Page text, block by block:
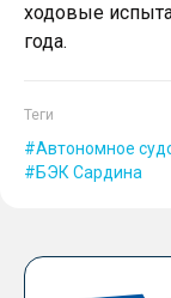
ходовые
года.
Теги
Автономное
БЭК Сардина